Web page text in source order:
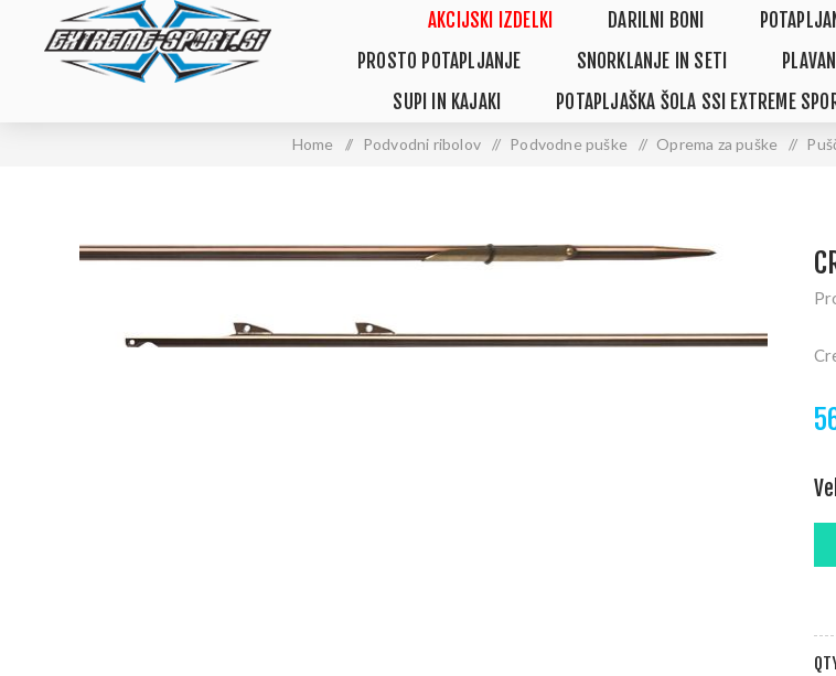
AKCIJSKI IZDELKI DARILNI BONI
PROSTO POTAPLJANJE
SNORKLANJE IN SETI
SUPI IN KAJAKI
POTAPLJAŠKA ŠOLA SSI EXTREME
Home / Podvodni ribolov / Podvodne puške / Oprema za puške /